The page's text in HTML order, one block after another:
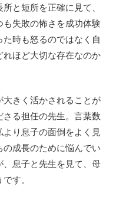
と短所を正確に見て、
失敗の怖さを成功体験
時も怒るのではなく自
ほど大切な存在なのか
大きく活かされることが
る担任の先生。言葉数
り息子の面倒をよく見
成長のために悩んでい
息子と先生を見て、母
す。